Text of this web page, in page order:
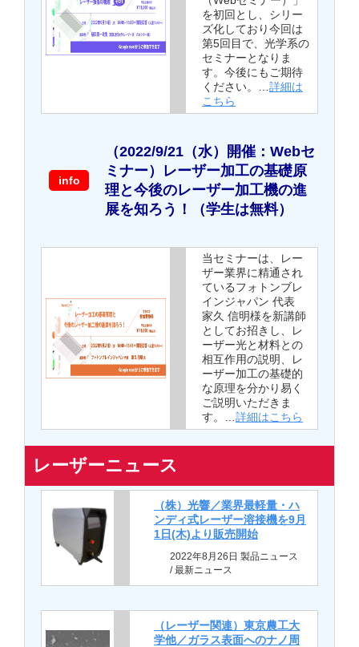
を初回とし、シリー
ズ化しており今回は
第5回目で、光学系の
セミナーとなりま
す。今後にもご期待
ください。… 詳細は
こちら
info
（2022/9/21（水）開催：Webセ
ミナー）レーザー加工の基礎原
理と今後のレーザー加工機の進
展を知ろう！（学生は無料）
当セミナーは、レー
ザー業界に精通され
ているフォトンブレ
インジャパン 代表
家久 信明様を新講師
としてお招きし、レ
ーザー光と材料との
相互作用の説明、レ
ーザー加工の基礎的
な原理を分かり易く
ご説明いただきま
す。… 詳細はこちら
レーザーニュース
（株）光響／業界最軽量・ハ
ンディ式レーザー溶接機を9月
1日(木)より販売開始
2022年8月26日 製品ニュース
/ 最新ニュース
（レーザー関連）東京農工大
学他／ガラス表面へのナノ周